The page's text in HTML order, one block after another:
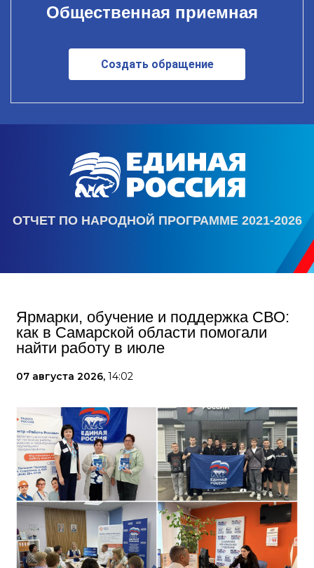
Общественная приемная
Создать обращение
ОТЧЕТ ПО НАРОДНОЙ ПРОГРАММЕ 2021-2026
Ярмарки, обучение и поддержка СВО:
как в Самарской области помогали
найти работу в июле
07 августа 2026, 14:02